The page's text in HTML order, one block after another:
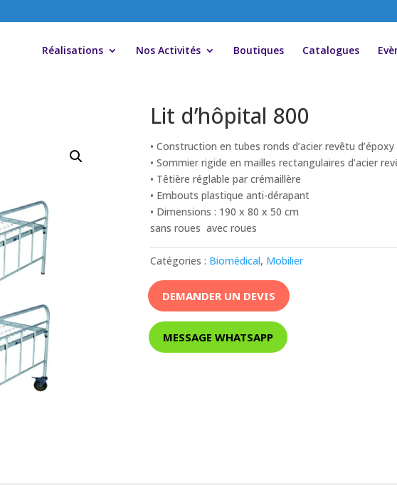
Réalisations Nos Activités Boutiques Catalogues
Lit d’hôpital 800
• Construction en tubes ronds d’acier revêtu d’époxy
• Sommier rigide en mailles rectangulaires d’acier
• Têtière réglable par crémaillère
• Embouts plastique anti-dérapant
• Dimensions : 190 x 80 x 50 cm
sans roues avec roues
Catégories : Biomédical, Mobilier
DEMANDER UN DEVIS
MESSAGE WHATSAPP